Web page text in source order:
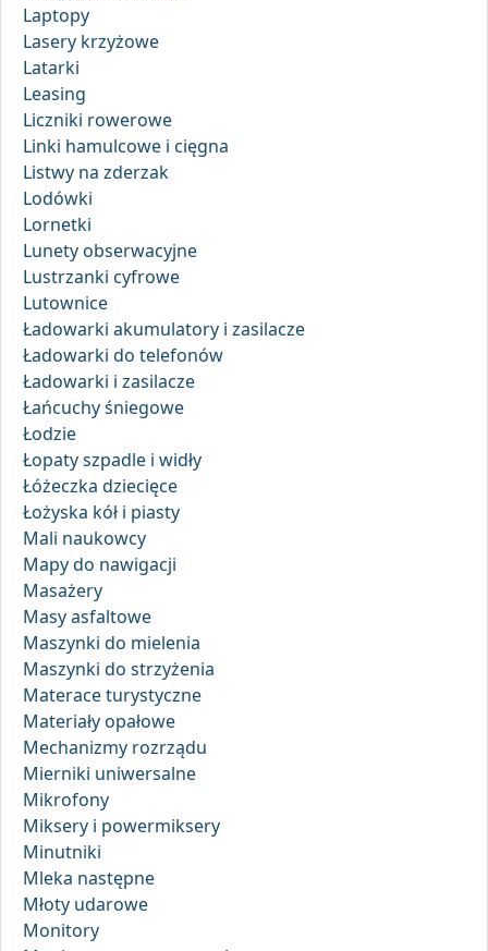
Laptopy
Lasery krzyżowe
Latarki
Leasing
Liczniki rowerowe
Linki hamulcowe i cięgna
Listwy na zderzak
Lodówki
Lornetki
Lunety obserwacyjne
Lustrzanki cyfrowe
Lutownice
Ładowarki akumulatory i zasilacze
Ładowarki do telefonów
Ładowarki i zasilacze
Łańcuchy śniegowe
Łodzie
Łopaty szpadle i widły
Łóżeczka dziecięce
Łożyska kół i piasty
Mali naukowcy
Mapy do nawigacji
Masażery
Masy asfaltowe
Maszynki do mielenia
Maszynki do strzyżenia
Materace turystyczne
Materiały opałowe
Mechanizmy rozrządu
Mierniki uniwersalne
Mikrofony
Miksery i powermiksery
Minutniki
Mleka następne
Młoty udarowe
Monitory